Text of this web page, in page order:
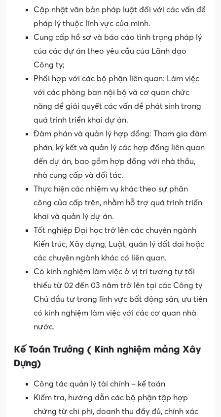
Cập nhật văn bản pháp luật đối với các vấn đề
pháp lý thuộc lĩnh vực của mình.
Cung cấp hồ sơ và báo cáo tình trạng pháp lý
của các dự án theo yêu cầu của Lãnh đạo
Công ty;
Phối hợp với các bộ phận liên quan: Làm việc
với các phòng ban nội bộ và cơ quan chức
năng để giải quyết các vấn đề phát sinh trong
quá trình triển khai dự án.
Đàm phán và quản lý hợp đồng: Tham gia đàm
phán, ký kết và quản lý các hợp đồng liên quan
đến dự án, bao gồm hợp đồng với nhà thầu,
nhà cung cấp và đối tác.
Thực hiện các nhiệm vụ khác theo sự phân
công của cấp trên, nhằm hỗ trợ quá trình triển
khai và quản lý dự án.
Tốt nghiệp Đại học trở lên các chuyên ngành
Kiến trúc, Xây dựng, Luật, quản lý đất đai hoặc
các chuyên ngành khác có liên quan.
Có kinh nghiệm làm việc ở vị trí tương tự tối
thiểu từ 02 đến 03 năm trở lên tại các Công ty
Chủ đầu tư trong lĩnh vực bất động sản, ưu tiên
có kinh nghiệm làm việc với các cơ quan nhà
nước.
Kế Toán Trưởng ( Kinh nghiệm mảng Xây
Dựng)
Công tác quản lý tài chính – kế toán
Kiểm tra, hướng dẫn các bộ phận tập hợp
chứng từ chi phi, doanh thu đầy đủ, chính xác